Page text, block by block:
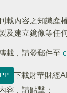
載內容之知識產
及建立鏡像等任何
載，請發郵件至
下載財華財經
容，請點擊：